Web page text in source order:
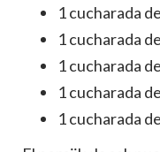
1 cucharada
1 cucharada
1 cucharada
1 cucharada
1 cucharada